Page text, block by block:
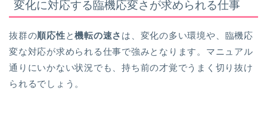
変化に対応する臨機応変さが求められる仕事
抜群の順応性と機転の速さ は、変化の多い環境や、臨機応
変な対応が求められる仕事で強みとなります。マニュアル
通りにいかない状況でも、持ち前の才覚でうまく切り抜け
られるでしょう。